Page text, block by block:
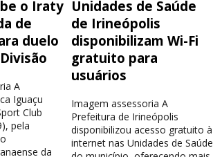
o Iraty
de
duelo
A
Iguaçu
Club
pela
da
Unidades de Saúde
de Irineópolis
disponibilizam Wi-Fi
gratuito para
usuários
Imagem assessoria A
Prefeitura de Irineópolis
disponibilizou acesso gratuito à
internet nas Unidades de Saúde